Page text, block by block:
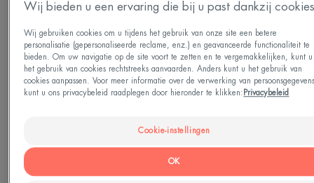
Gemaakt in Frankrijk
Een zuiverende, licht schuimende reinigende gel
voor de vette en/of acnegevoelige huid. De
samenstelling respecteert de gevoelige huid en
reiniging dankzij een milde reinigende basis, een
Wij bieden u een ervaring die bij u past dankzij
Wij gebruiken cookies om u tijdens het gebruik van onze site een betere
personalisatie (gepersonaliseerde reclame, enz.) en geavanceerde functionaliteit te
bieden. Om uw navigatie op de site voort te zetten en te vergemakkelijken, kunt u
het gebruik van cookies rechtstreeks aanvaarden. Anders kunt u het gebruik van
cookies aanpassen. Voor meer informatie over de verwerking van
kunt u ons privacybeleid raadplegen door hieronder te klikken: Privacybeleid
Cookie-instellingen
OK